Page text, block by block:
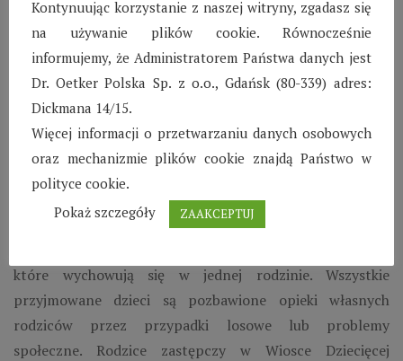
nauczycieli i uczniów, świetlice szkolne oferujące zajęcia
edukacyjne, poprawa dostępu do edukacji przedszkolnej
na terenach wiejskich). W Karlinie funkcjonuje już
pierwsza świetlica szkolna.
Większość dzieci przyjmowana jest do SOS Wiosek
Dziecięcych z placówek opiekuńczo-wychowawczych
(pogotowia opiekuńcze, domy dziecka). Decyzję
podejmuje sąd. Obowiązuje zasada nie rozdzielania
rodzeństwa, dlatego w naszych Wioskach często
które wychowują się w jednej rodzinie. Wszystkie
przyjmowane dzieci są pozbawione opieki własnych
rodziców przez przypadki losowe lub problemy
społeczne. Rodzice zastępczy w Wiosce Dziecięcej
Kontynuując korzystanie z naszej witryny, zgadasz się
na używanie plików cookie. Równocześnie
informujemy, że Administratorem Państwa danych jest
Dr. Oetker Polska Sp. z o.o., Gdańsk (80-339) adres:
Dickmana 14/15.
Więcej informacji o przetwarzaniu danych osobowych
oraz mechanizmie plików cookie znajdą Państwo w
polityce cookie.
Pokaż szczegóły
ZAAKCEPTUJ